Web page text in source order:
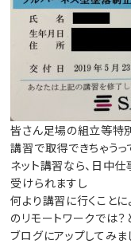
皆さん足場の組立等特
講習で取得できちゃうっ
ネット講習なら、日中
受けられますし
何より講習に行くこと
のリモートワークでは？
ブログにアップしてみま